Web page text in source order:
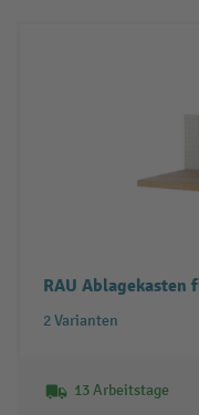
RAU Ablagekasten
2 Varianten
13 Arbeitstage